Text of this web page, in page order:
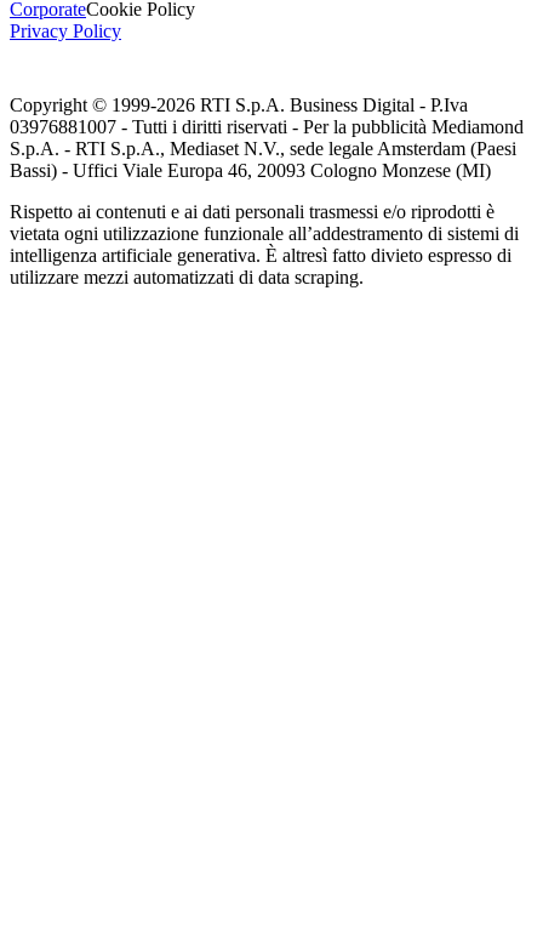
CorporateCookie Policy
Privacy Policy
Copyright © 1999-2026 RTI S.p.A. Business Digital - P.Iva
03976881007 - Tutti i diritti riservati - Per la pubblicità Mediamond
S.p.A. - RTI S.p.A., Mediaset N.V., sede legale Amsterdam (Paesi
Bassi) - Uffici Viale Europa 46, 20093 Cologno Monzese (MI)
Rispetto ai contenuti e ai dati personali trasmessi e/o riprodotti è
vietata ogni utilizzazione funzionale all’addestramento di sistemi di
intelligenza artificiale generativa. È altresì fatto divieto espresso di
utilizzare mezzi automatizzati di data scraping.